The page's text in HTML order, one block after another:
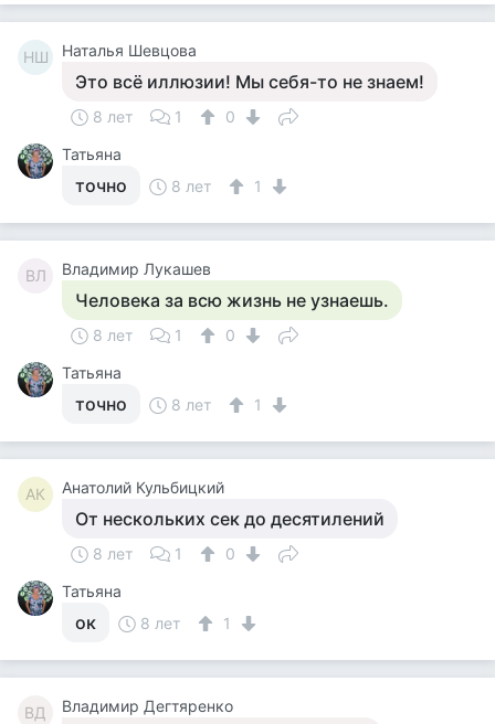
НШ Наталья Шевцова
Это всё иллюзии! Мы себя-то не знаем!
8 лет 1
0
Татьяна
точно 8 лет 1
ВЛ Владимир Лукашев
Человека за всю жизнь не узнаешь.
8 лет 1
0
Татьяна
точно 8 лет 1
АК Анатолий Кульбицкий
От нескольких сек до десятилений
8 лет 1
0
Татьяна
ок 8 лет 1
ВД Владимир Дегтяренко